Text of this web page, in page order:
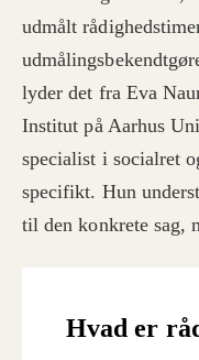
udmålt
lyder det fra Eva
Institut på Aarhus
specialist i socialret
specifikt. Hun
til den konkrete sag,
Hvad er